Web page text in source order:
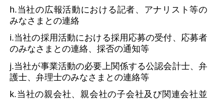
h.当社の広報活動における記者、アナリスト等の
みなさまとの連絡
i.当社の採用活動における採用応募の受付、応募者
のみなさまとの連絡、採否の通知等
j.当社が事業活動の必要上関係する公認会計士、弁
護士、弁理士のみなさまとの連絡等
k.当社の親会社、親会社の子会社及び関連会社並